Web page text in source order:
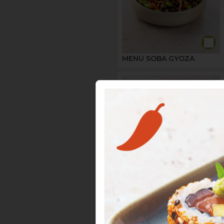
MENU SOBA GYOZA
MENU MAKI SAUMON &
GYOZA VÉGÉTARIEN